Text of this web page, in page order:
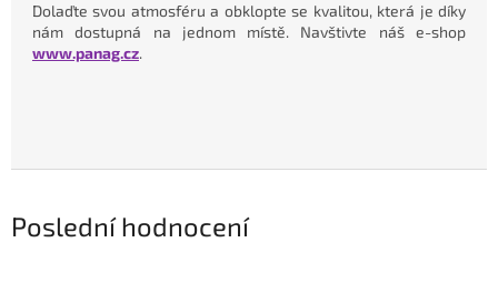
Dolaďte svou atmosféru a obklopte se kvalitou, která je díky
nám dostupná na jednom místě. Navštivte náš e-shop
www.panag.cz.
Poslední hodnocení